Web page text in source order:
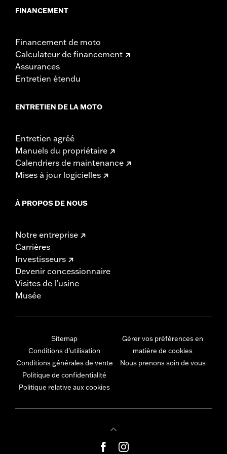
FINANCEMENT
Financement de moto
Calculateur de financement
Assurances
Entretien étendu
ENTRETIEN DE LA MOTO
Entretien agréé
Manuels du propriétaire
Calendriers de maintenance
Mises à jour logicielles
À PROPOS DE NOUS
Notre entreprise
Carrières
Investisseurs
Devenir concessionnaire
Visites de l’usine
Musée
Sitemap
Conditions d'utilisation
Conditions générales de vente
Politique de confidentialité
Politique relative aux cookies
Gérer vos préférences en
matière de cookies
Nous prenons soin de vous